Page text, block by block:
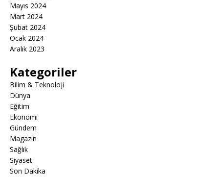
Mayıs 2024
Mart 2024
Şubat 2024
Ocak 2024
Aralık 2023
Kategoriler
Bilim & Teknoloji
Dünya
Eğitim
Ekonomi
Gündem
Magazin
Sağlık
Siyaset
Son Dakika